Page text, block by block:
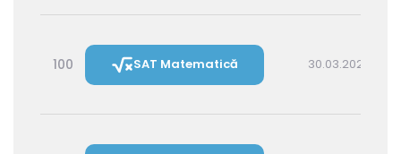
100 SAT Matematică 30.03.2027 16:00